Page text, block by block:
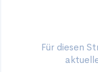
Für diesen